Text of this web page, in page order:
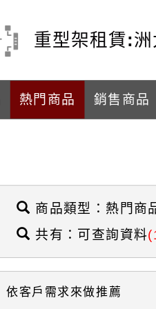
重型架租賃:
熱門商品 銷售商品
商品類型：熱門商
共有：可查詢資料
依客戶需求來做推薦